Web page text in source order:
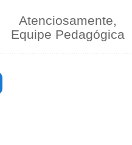
Atenciosamente,
Equipe Pedagógica